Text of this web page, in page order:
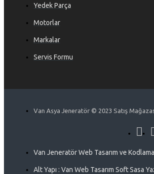
Yedek Parça
Motorlar
Markalar
Servis Formu
Van Asya Jeneratör © 2023 Satış
Van Jeneratör Web Tasarım ve Kodlama
Alt Yapı : Van Web Tasarım Soft Sasa